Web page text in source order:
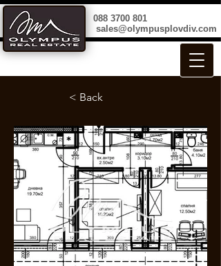
088 3700 801
sales@olympusplovdiv.com
< Back